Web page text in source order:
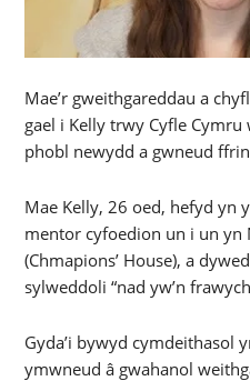
Mae’r gweithgareddau a
gael i Kelly trwy Cyfle
phobl newydd a gwneud
Mae Kelly, 26 oed, hefyd yn
mentor cyfoedion un i un yn
(Chmapions’ House), a
sylweddoli “nad yw’n
Gyda’i bywyd cymdeithasol
ymwneud â gwahanol